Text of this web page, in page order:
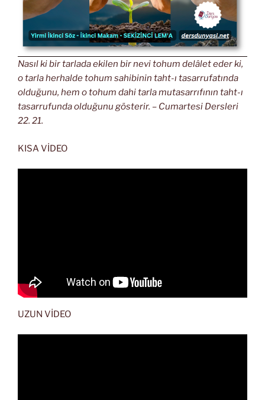
Nasıl ki bir tarlada ekilen bir nevi tohum delâlet eder ki,
o tarla herhalde tohum sahibinin taht-ı tasarrufatında
olduğunu, hem o tohum dahi tarla mutasarrıfının taht-ı
tasarrufunda olduğunu gösterir. – Cumartesi Dersleri
22. 21.
KISA VİDEO
UZUN VİDEO